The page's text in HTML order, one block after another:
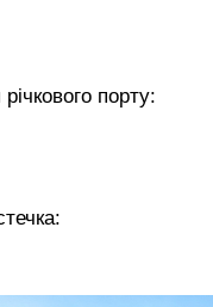
порту: